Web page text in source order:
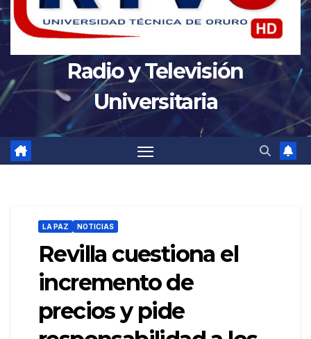
Radio y Televisión
Universitaria
LA PAZ NOTICIAS
Revilla cuestiona el
incremento de
precios y pide